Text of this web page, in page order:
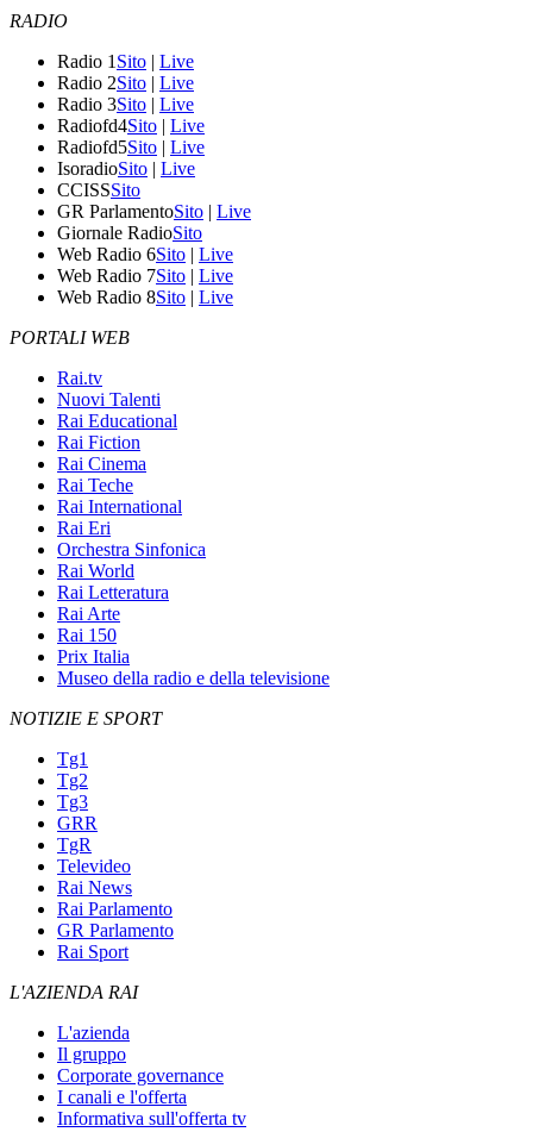
RADIO
Radio 1 Sito | Live
Radio 2Sito | Live
Radio 3Sito | Live
Radiofd4Sito | Live
Radiofd5Sito | Live
IsoradioSito | Live
CCISSSito
GR ParlamentoSito | Live
Giornale RadioSito
Web Radio 6Sito | Live
Web Radio 7Sito | Live
Web Radio 8Sito | Live
PORTALI WEB
Rai.tv
Nuovi Talenti
Rai Educational
Rai Fiction
Rai Cinema
Rai Teche
Rai International
Rai Eri
Orchestra Sinfonica
Rai World
Rai Letteratura
Rai Arte
Rai 150
Prix Italia
Museo della radio e della televisione
NOTIZIE E SPORT
Tg1
Tg2
Tg3
GRR
TgR
Televideo
Rai News
Rai Parlamento
GR Parlamento
Rai Sport
L'AZIENDA RAI
L'azienda
Il gruppo
Corporate governance
I canali e l'offerta
Informativa sull'offerta tv